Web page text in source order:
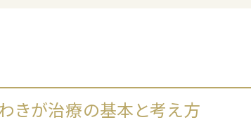
きが治療の基本と考え方